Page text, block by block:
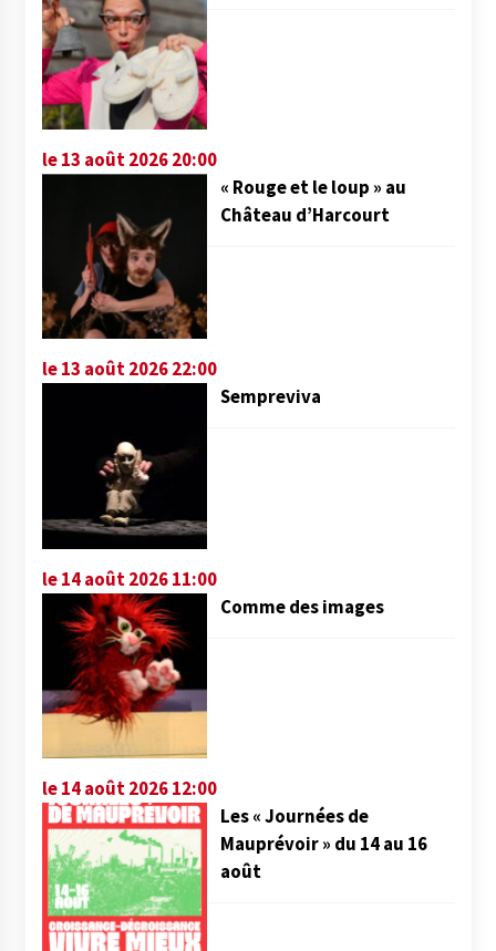
le 13 août 2026 20:00
« Rouge et le loup » au
Château d’Harcourt
le 13 août 2026 22:00
Sempreviva
le 14 août 2026 11:00
Comme des images
le 14 août 2026 12:00
Les « Journées de
Mauprévoir » du 14 au 16
août